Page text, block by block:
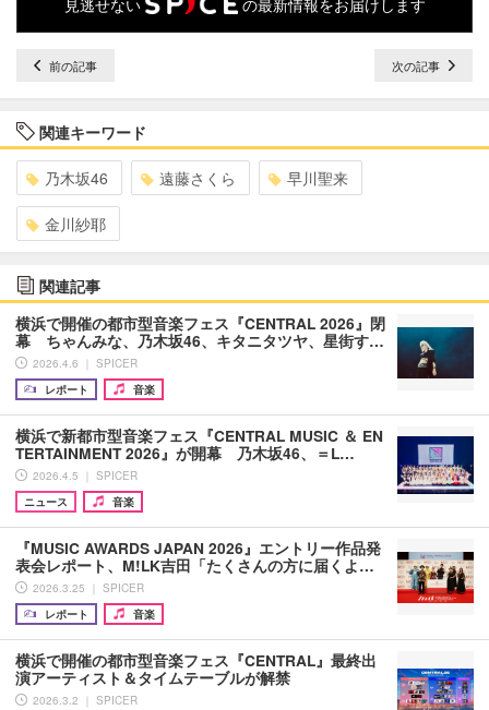
見逃せない の最新情報をお届けします
前の記事 次の記事
関連キーワード
乃木坂46 遠藤さくら 早川聖来
金川紗耶
関連記事
横浜で開催の都市型音楽フェス『CENTRAL 2026』閉
幕 ちゃんみな、乃木坂46、キタニタツヤ、星街す…
2026.4.6 ｜ SPICER
レポート
音楽
横浜で新都市型音楽フェス『CENTRAL MUSIC ＆ EN
TERTAINMENT 2026』が開幕 乃木坂46、＝L…
2026.4.5 ｜ SPICER
ニュース
音楽
『MUSIC AWARDS JAPAN 2026』エントリー作品発
表会レポート、M!LK吉田「たくさんの方に届くよ…
2026.3.25 ｜ SPICER
レポート
音楽
横浜で開催の都市型音楽フェス『CENTRAL』最終出
演アーティスト＆タイムテーブルが解禁
2026.3.2 ｜ SPICER